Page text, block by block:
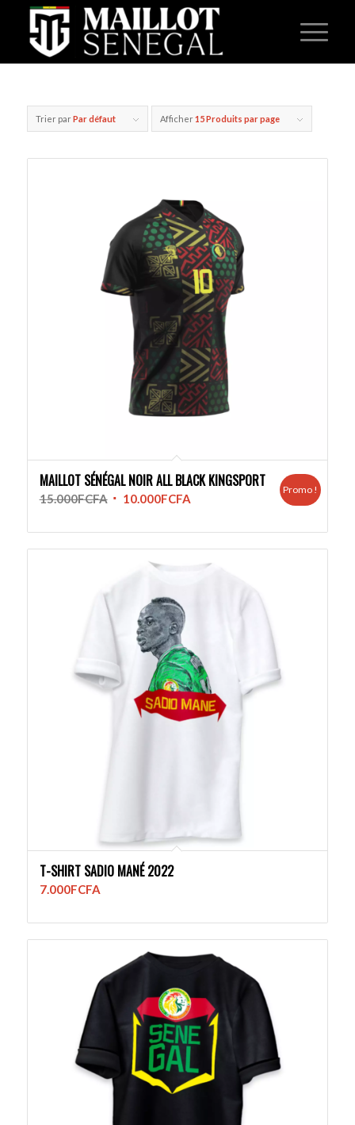
Trier parPar défaut Afficher15 Produits par page
MAILLOT SÉNÉGAL NOIR ALL BLACK KINGSPORT
15.000FCFA Le
initial
était :
15.000FCFA.
10.000FCFALe
actuel
est :
Promo !
T-SHIRT SADIO MANÉ 2022
7.000FCFA